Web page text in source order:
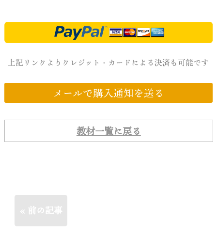
上記リンクよりクレジット・カードによる決済も可能です
メールで購入通知を送る
教材一覧に戻る
« 前の記事